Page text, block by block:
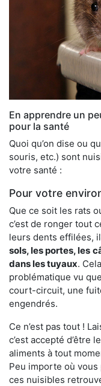
En apprendre un
pour la santé
Quoi qu’on dise ou
souris, etc.) sont
votre santé :
Pour votre
Que ce soit les rats
c’est de ronger tout
leurs dents effilées,
sols, les portes, les
dans les tuyaux.
problématique vu
court-circuit, une
engendrés.
Ce n’est pas tout !
c’est accepté d’être
aliments à tout
Peu importe où
ces nuisibles